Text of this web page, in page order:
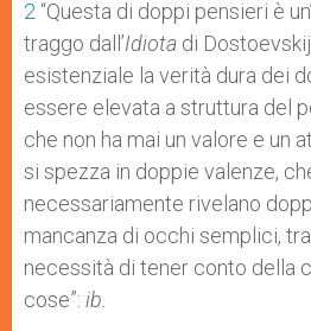
2 “Questa di doppi pensieri è
traggo dall’Idiota di
esistenziale la verità dura dei
essere elevata a struttura del
che non ha mai un valore e un
si spezza in doppie valenze,
necessariamente rivelano
mancanza di occhi semplici,
necessità di tener conto della
cose”: ib.